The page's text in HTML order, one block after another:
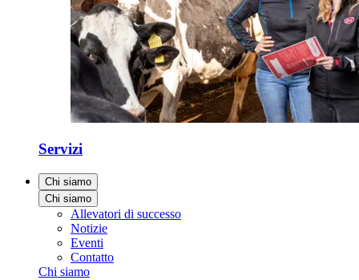
Servizi
Chi siamo
Chi siamo
Allevatori di successo
Notizie
Eventi
Contatto
Chi siamo